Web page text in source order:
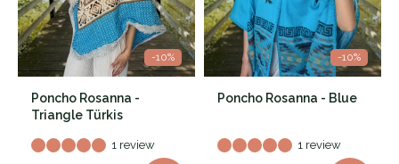
-10%
Poncho Rosanna -
Triangle Türkis
1 review
-10%
Poncho Rosanna - Blue
1 review